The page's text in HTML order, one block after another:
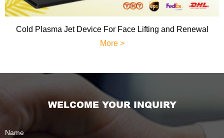
Cold Plasma Jet Device For Face Lifting and Renewal
More >
WELCOME YOUR INQUIRY